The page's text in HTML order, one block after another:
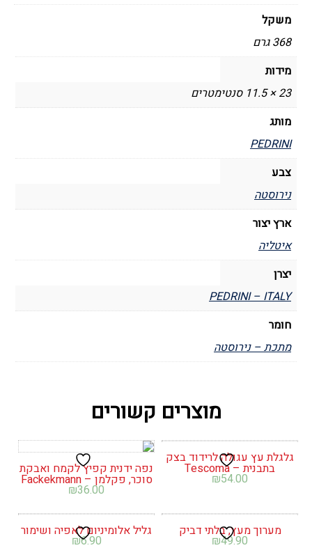
משקל
368 גרם
מידות
23 × 11.5 סנטימטרים
מותג
PEDRINI
צבע
נירוסטה
ארץ יצור
איטליה
יצרן
PEDRINI – ITALY
חומר
מתכת – נירוסטה
מוצרים קשורים
גלגלת עץ עגולה לרידוד בצק
בתבנית – Tescoma
₪54.00
נפה ידנית קפיץ לקמח ואבקת
סוכר, פקלמן – Fackekmann
₪36.00
מערוך מעץ, בלתי דביק
₪49.90
גליל אלומיניום לאפיה ושימור
₪6.90